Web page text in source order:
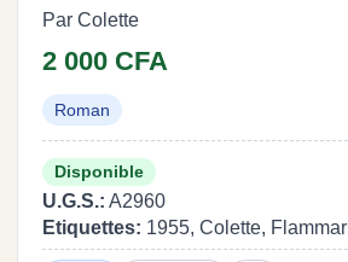
Par Colette
2 000 CFA
Roman
Disponible
U.G.S.: A2960
Etiquettes: 1955, Colette,